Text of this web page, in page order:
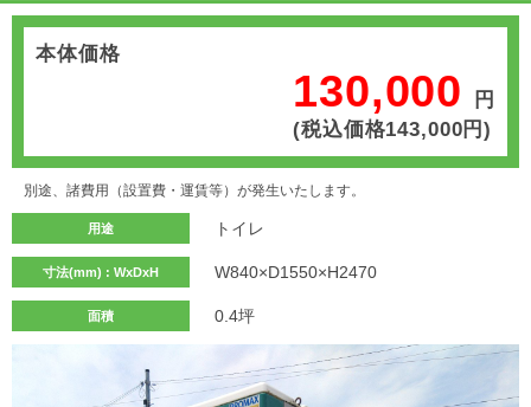
本体価格
130,000
円
(税込価格143,000円)
別途、諸費用（設置費・運賃等）が発生いたします。
用途 トイレ
寸法(mm) : WxDxH W840×D1550×H2470
面積 0.4坪